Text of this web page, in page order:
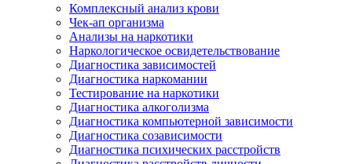
Комплексный анализ крови
Чек-ап организма
Анализы на наркотики
Наркологическое освидетельствование
Диагностика зависимостей
Диагностика наркомании
Тестирование на наркотики
Диагностика алкоголизма
Диагностика компьютерной зависимости
Диагностика созависимости
Диагностика психических расстройств